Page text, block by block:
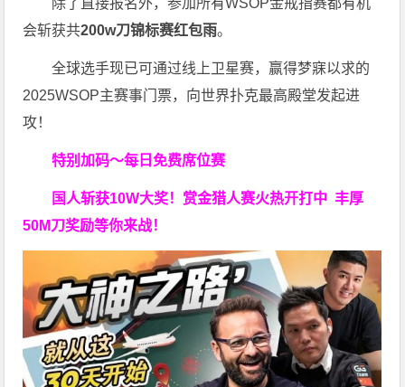
会斩获共200w刀锦标赛红包雨。
全球选手现已可通过线上卫星赛，赢得梦寐以求的
2025WSOP主赛事门票，向世界扑克最高殿堂发起进
攻！
特别加码～每日免费席位赛
国人斩获10W大奖！ 赏金猎人赛火热开打中 丰厚
50M刀奖励等你来战！